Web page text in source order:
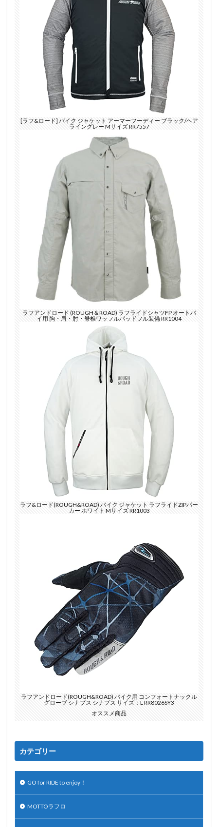
[ラフ&ロード] バイク ジャケット アーマーフーディー ブラック/ヘア
ライングレー Mサイズ RR7557
ラフアンドロード (ROUGH＆ROAD) ラフライドシャツFP オートバ
イ用 胸・肩・肘・脊椎ワッフルパッドフル装備 RR1004
ラフ&ロード(ROUGH&ROAD) バイク ジャケット ラフライドZIPパー
カー ホワイト Mサイズ RR1003
ラフアンドロード(ROUGH&ROAD) バイク用 コンフォートナックル
グローブ シナプス シナプス サイズ：L RR8026SY3
オススメ商品
カテゴリー
GO for RIDE to enjoy！
MOTTOラフロ